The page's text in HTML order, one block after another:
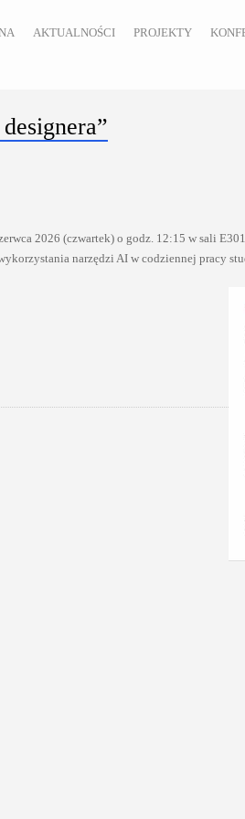
AKTUALNOŚCI PROJEKTY
2026 (czwartek) o godz. 12:15 w sali
narzędzi AI w codziennej pracy